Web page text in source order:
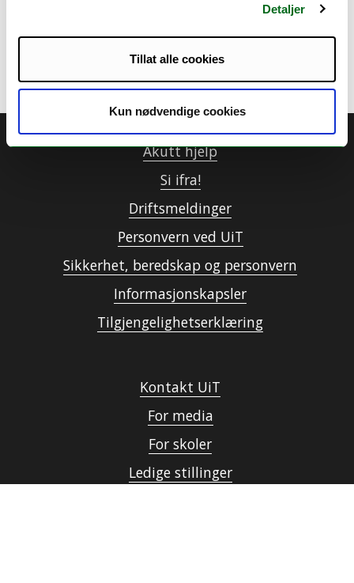
Detaljer
Tillat alle cookies
Kun nødvendige cookies
Sist oppdatert: 12.07.2022 10:24
Akutt hjelp
Si ifra!
Driftsmeldinger
Personvern ved UiT
Sikkerhet, beredskap og personvern
Informasjonskapsler
Tilgjengelighetserklæring
Kontakt UiT
For media
For skoler
Ledige stillinger